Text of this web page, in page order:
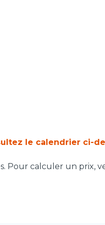
le calendrier ci-
Pour calculer un prix,